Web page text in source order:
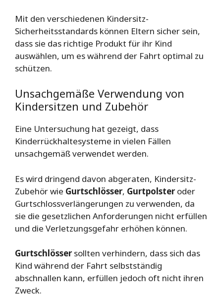
Mit den verschiedenen Kindersitz-
Sicherheitsstandards können Eltern sicher sein,
dass sie das richtige Produkt für ihr Kind
auswählen, um es während der Fahrt optimal zu
schützen.
Unsachgemäße Verwendung von
Kindersitzen und Zubehör
Eine Untersuchung hat gezeigt, dass
Kinderrückhaltesysteme in vielen Fällen
unsachgemäß verwendet werden.
Es wird dringend davon abgeraten, Kindersitz-
Zubehör wie Gurtschlösser, Gurtpolsteroder
Gurtschlossverlängerungen zu verwenden, da
sie die gesetzlichen Anforderungen nicht erfüllen
und die Verletzungsgefahr erhöhen können.
Gurtschlössersollten verhindern, dass sich das
Kind während der Fahrt selbstständig
abschnallen kann, erfüllen jedoch oft nicht ihren
Zweck.